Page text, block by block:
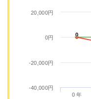
0
0
0 年
-40,000円
-20,000円
0円
20,000円